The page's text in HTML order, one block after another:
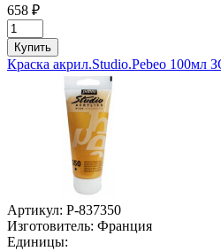
658 ₽
Купить
Краска акрил.Studio.Pebeo
Артикул: P-837350
Изготовитель: Франция
Единицы: